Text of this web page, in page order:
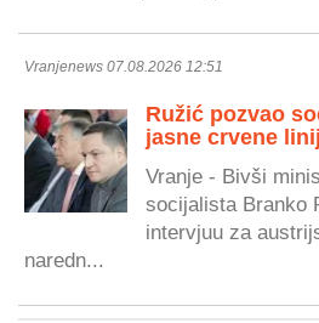
Vranjenews 07.08.2026 12:51
Ružić pozvao
jasne crvene
Vranje - Bivši
socijalista Branko
intervjuu za
naredn...